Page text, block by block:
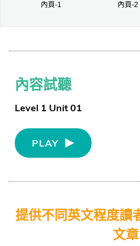
內頁-1 內頁-2
內容試聽
Level 1 Unit 01
PLAY
提供不同英文程度讀
文章